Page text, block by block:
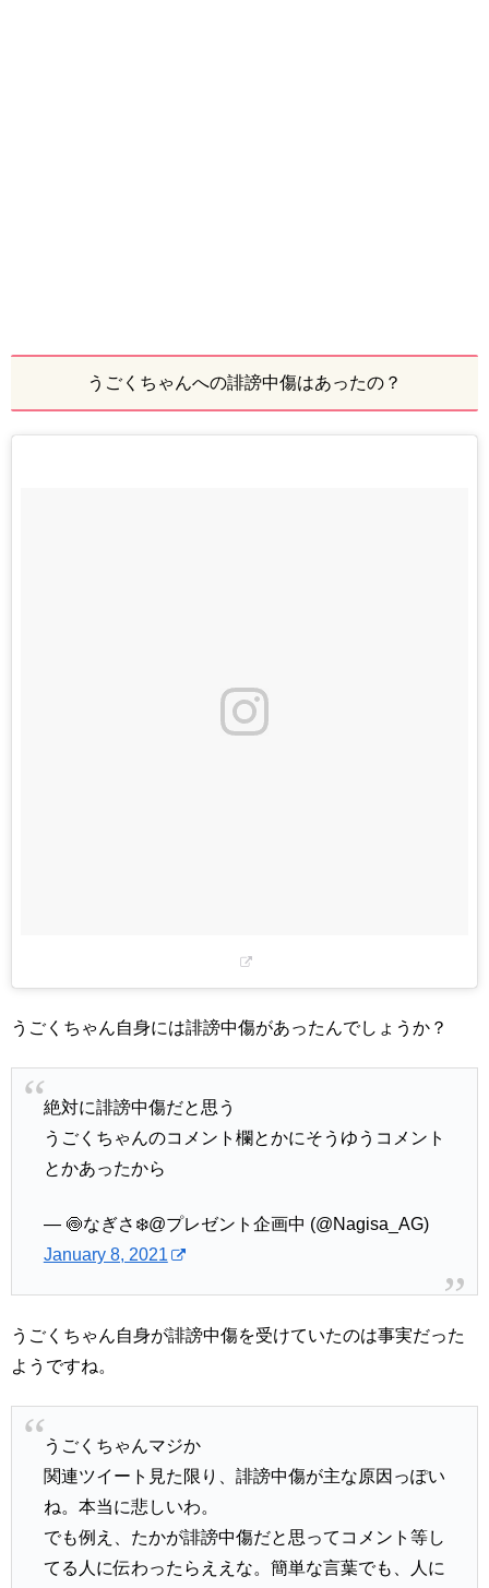
うごくちゃんへの誹謗中傷はあったの？
うごくちゃん自身には誹謗中傷があったんでしょうか？
絶対に誹謗中傷だと思う
うごくちゃんのコメント欄とかにそうゆうコメント
とかあったから
— 🍥なぎさ❄️@プレゼント企画中 (@Nagisa_AG)
January 8, 2021
うごくちゃん自身が誹謗中傷を受けていたのは事実だった
ようですね。
うごくちゃんマジか
関連ツイート見た限り、誹謗中傷が主な原因っぽい
ね。本当に悲しいわ。
でも例え、たかが誹謗中傷だと思ってコメント等し
てる人に伝わったらええな。簡単な言葉でも、人に